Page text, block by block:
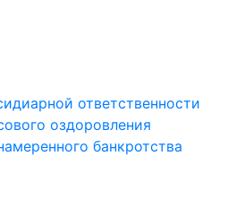
ответственности
оздоровления
банкротства